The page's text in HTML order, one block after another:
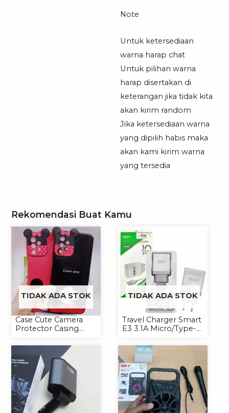
Note
Untuk ketersediaan
warna harap chat
Untuk pilihan warna
harap disertakan di
keterangan jika tidak kita
akan kirim random
Jika ketersediaan warna
yang dipilih habis maka
akan kami kirim warna
yang tersedia
Rekomendasi Buat Kamu
TIDAK ADA STOK
Case Cute Camera
Protector Casing
TIDAK ADA STOK
Travel Charger Smart
E3 3.1A Micro/Type-C